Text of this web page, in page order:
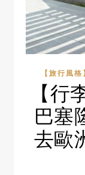
【旅行風
【
巴塞
去歐